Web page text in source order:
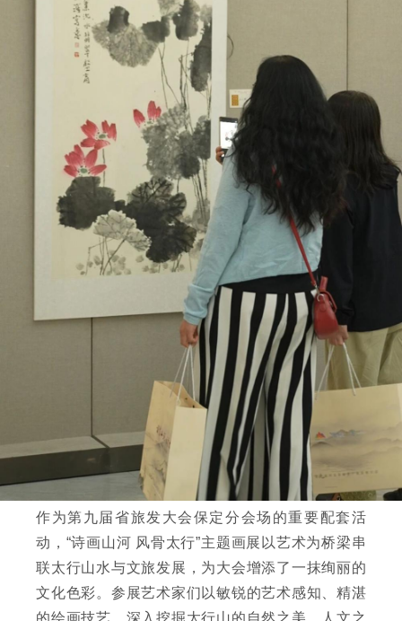
作为第九届省旅发大会保定分会场的重要配套活
动，“诗画山河 风骨太行”主题画展以艺术为桥梁串
联太行山水与文旅发展，为大会增添了一抹绚丽的
文化色彩。参展艺术家们以敏锐的艺术感知、精湛
的绘画技艺，深入挖掘太行山的自然之美、人文之